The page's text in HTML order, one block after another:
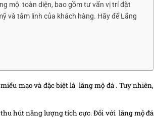
mộ toàn diện, bao gồm tư vấn vị trí đặt
và tâm linh của khách hàng. Hãy để Lăng
mạo và đặc biệt là lăng mộ đá . Tuy nhiên,
hút năng lượng tích cực. Đối với lăng mộ đá